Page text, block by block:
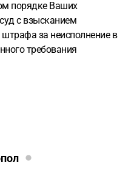
порядке Ваших
с взысканием
за неисполнение в
требования